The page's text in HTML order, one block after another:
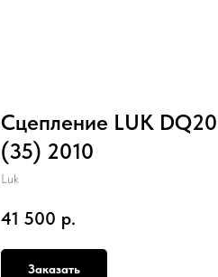
Сцепление LUK
(35) 2010
Luk
41 500 р.
Заказать